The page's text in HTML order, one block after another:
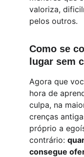
valoriza,
pelos outros.
Como se
lugar sem
Agora que
hora de
culpa, na
crenças
próprio a
contrário:
consegue